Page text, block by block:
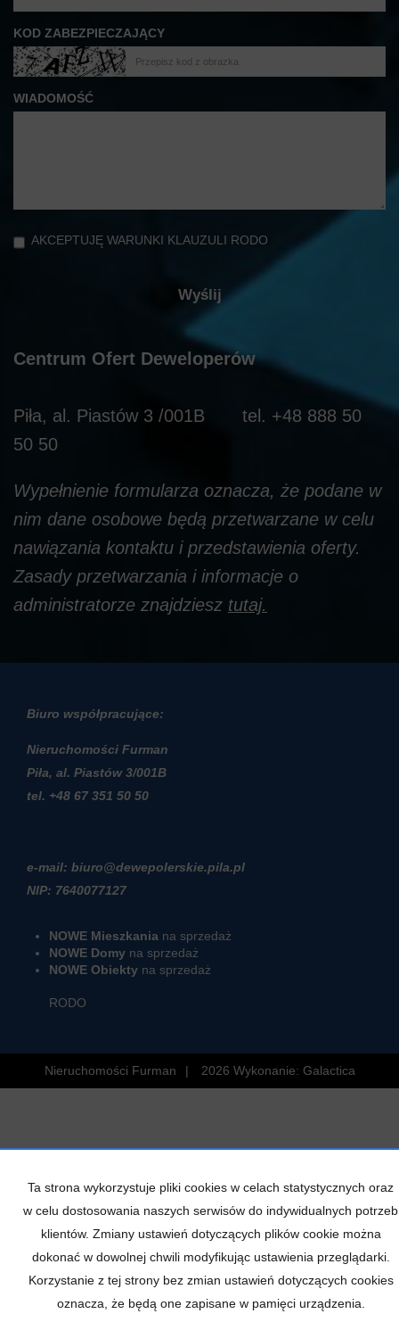
KOD ZABEZPIECZAJĄCY
WIADOMOŚĆ
AKCEPTUJĘ WARUNKI KLAUZULI RODO
Centrum Ofert Deweloperów
Piła, al. Piastów 3 /001B tel. +48 888 50
50 50
Wypełnienie formularza oznacza, że podane w
nim dane osobowe będą przetwarzane w celu
nawiązania kontaktu i przedstawienia oferty.
Zasady przetwarzania i informacje o
administratorze znajdziesz tutaj.
Biuro współpracujące:
Nieruchomości Furman
Piła, al. Piastów 3/001B
tel. +48 67 351 50 50
e-mail: biuro@dewepolerskie.pila.pl
NIP: 7640077127
NOWE Mieszkania na sprzedaż
NOWE Domy na sprzedaż
NOWE Obiekty na sprzedaż
RODO
Nieruchomości Furman 2026 Wykonanie: Galactica
Ta strona wykorzystuje pliki cookies w celach statystycznych oraz
w celu dostosowania naszych serwisów do indywidualnych potrzeb
klientów. Zmiany ustawień dotyczących plików cookie można
dokonać w dowolnej chwili modyfikując ustawienia przeglądarki.
Korzystanie z tej strony bez zmian ustawień dotyczących cookies
oznacza, że będą one zapisane w pamięci urządzenia.